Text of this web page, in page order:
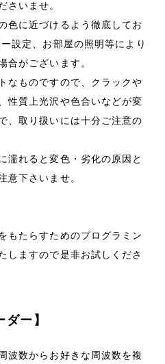
さいませ。
色に近づけるよう徹底してお
設定、お部屋の照明等により
合がございます。
なものですので、クラックや
性質上光沢や色合いなどが変
、取り扱いには十分ご注意の
濡れると変色・劣化の原因と
意下さいませ。
もたらすためのプログラミン
しますので是非お試しくださ
ダー】
波数からお好きな周波数を複